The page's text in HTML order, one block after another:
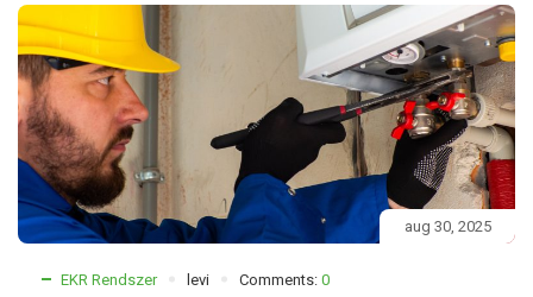
aug 30, 2025
EKR Rendszer levi Comments: 0